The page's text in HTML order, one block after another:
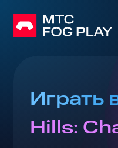
Играть
Hills: